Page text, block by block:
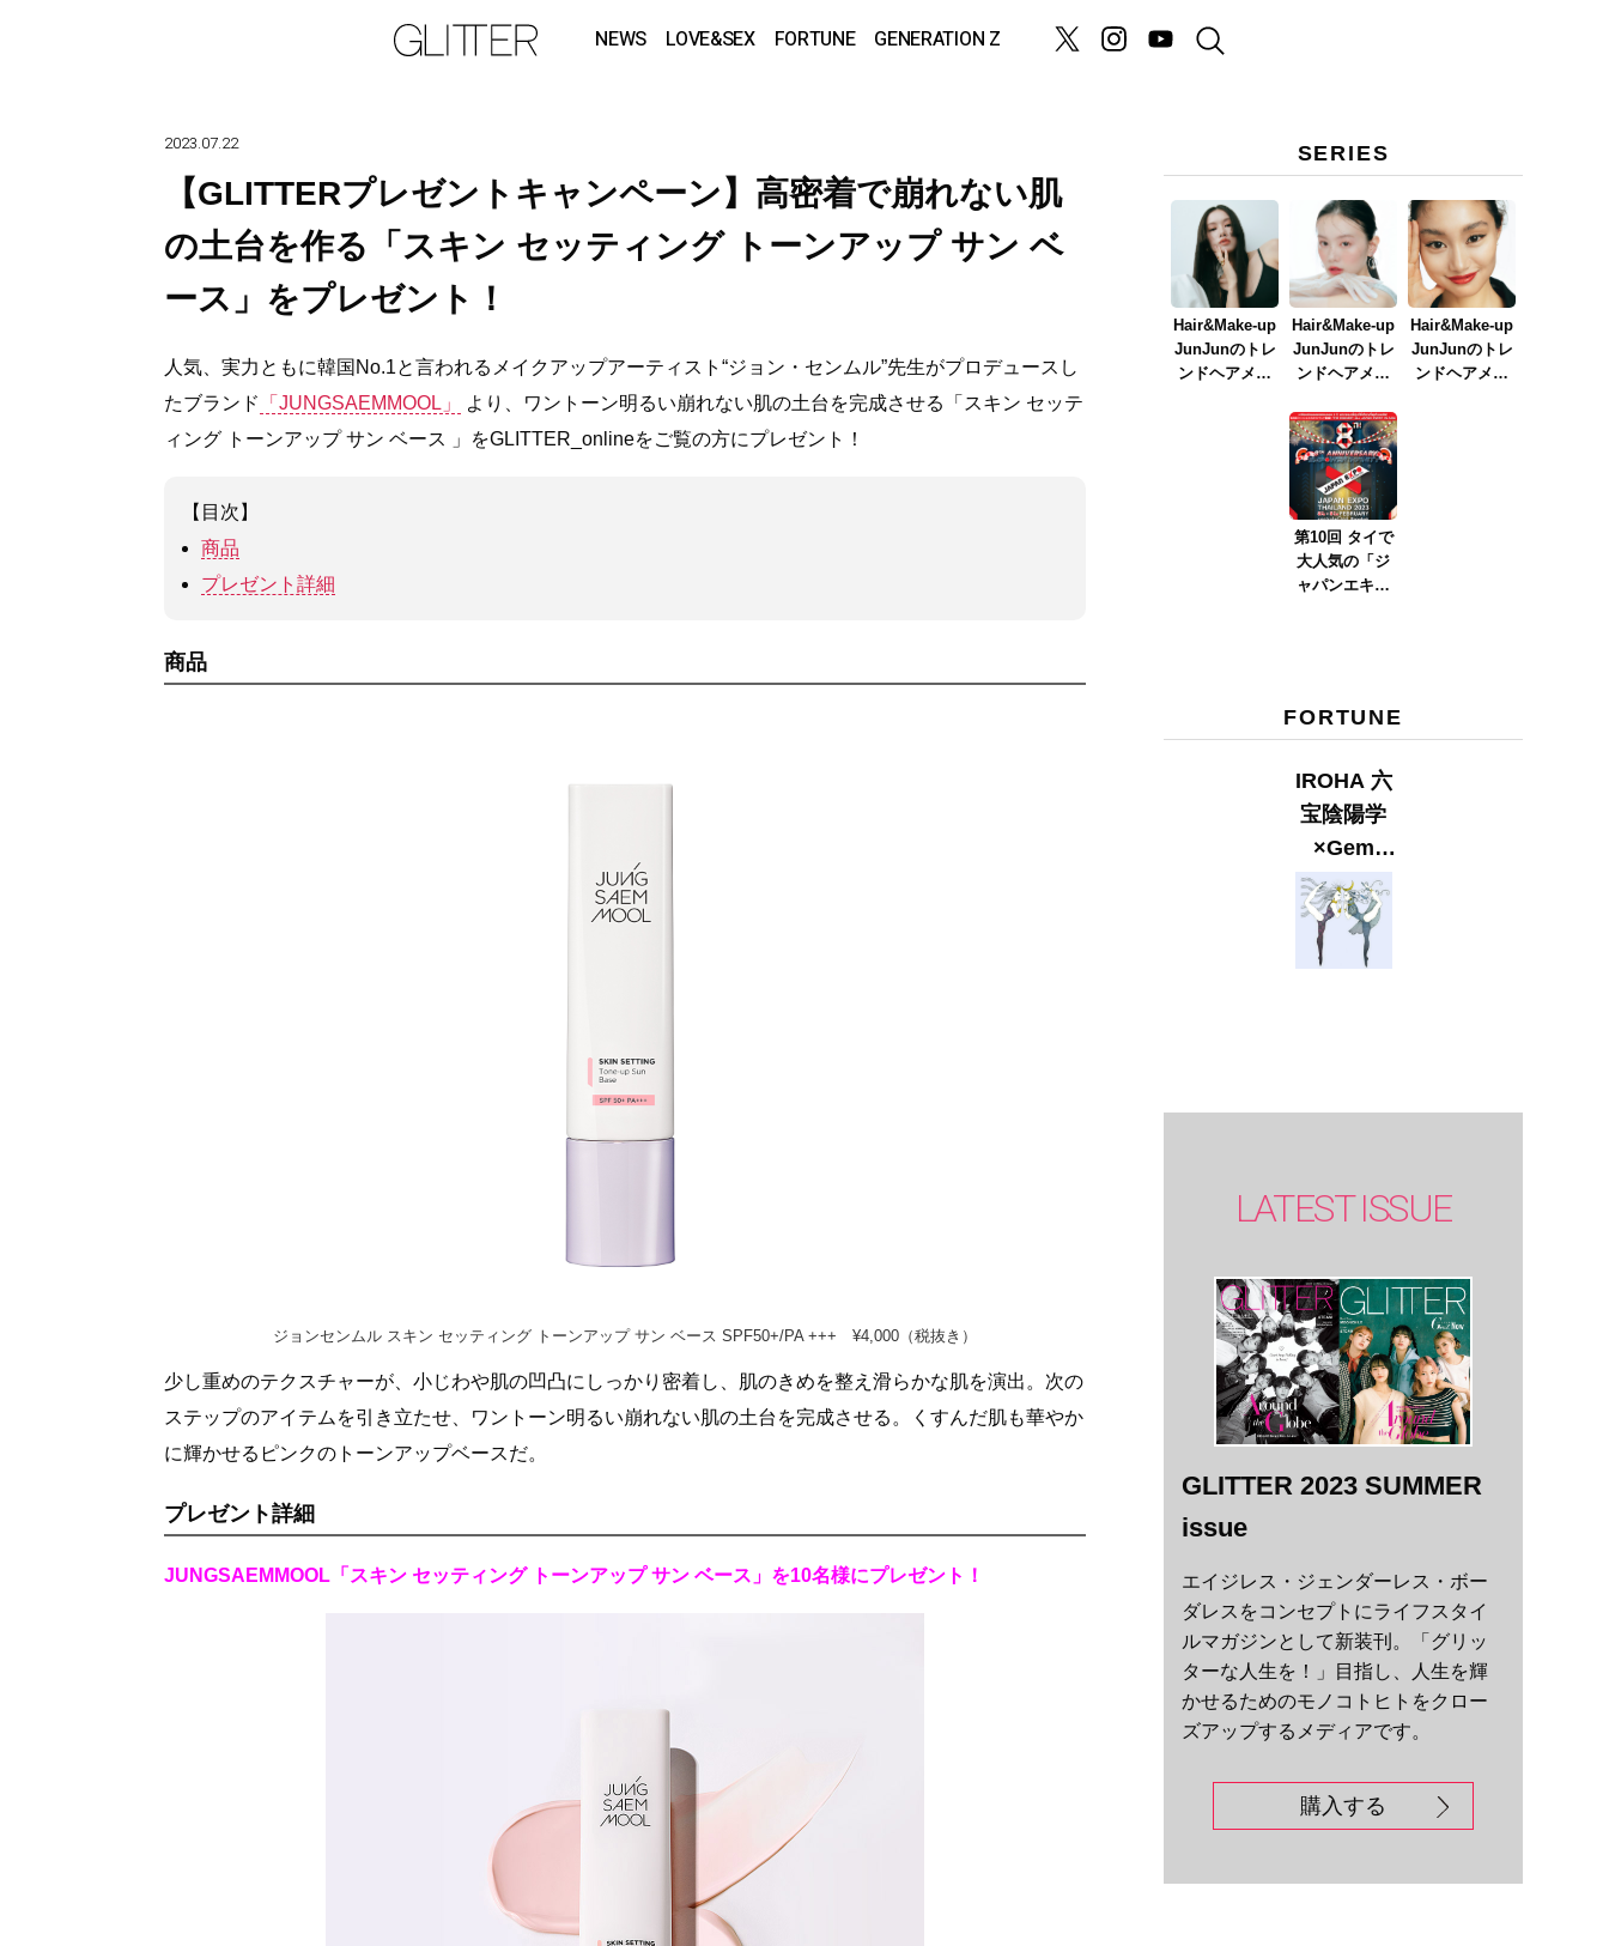
NEWS LOVE&SEX FORTUNE GENERATION Z
2023.07.22
【GLITTERプレゼントキャンペーン】高密着で崩れない肌
の土台を作る「スキン セッティング トーンアップ サン ベ
ース」をプレゼント！
人気、実力ともに韓国No.1と言われるメイクアップアーティスト“ジョン・センムル”先生がプロデュースし
たブランド
「JUNGSAEMMOOL」
より、ワントーン明るい崩れない肌の土台を完成させる「スキン セッテ
ィング トーンアップ サン ベース 」をGLITTER_onlineをご覧の方にプレゼント！
【目次】
商品
プレゼント詳細
商品
ジョンセンムル スキン セッティング トーンアップ サン ベース SPF50+/PA +++ ¥4,000（税抜き）
少し重めのテクスチャーが、小じわや肌の凹凸にしっかり密着し、肌のきめを整え滑らかな肌を演出。次の
ステップのアイテムを引き立たせ、ワントーン明るい崩れない肌の土台を完成させる。くすんだ肌も華やか
に輝かせるピンクのトーンアップベースだ。
プレゼント詳細
JUNGSAEMMOOL「スキン セッティング トーンアップ サン ベース」を10名様にプレゼント！
SERIES
Hair&Make-up
JunJunのトレ
ンドヘアメイ
Hair&Make-up
JunJunのトレ
ンドヘアメイ
イク
ver.2023』
Hair&Make-up
JunJunのトレ
ンドヘアメイ
第10回 タイで
大人気の「ジ
ャパンエキス
FORTUNE
IROHA 六
宝陰陽学
×Gem
Muse
【GLITTER
2023
LATEST ISSUE
GLITTER 2023 SUMMER
issue
エイジレス・ジェンダーレス・ボー
ダレスをコンセプトにライフスタイ
ルマガジンとして新装刊。「グリッ
ターな人生を！」目指し、人生を輝
かせるためのモノコトヒトをクロー
ズアップするメディアです。
購入する